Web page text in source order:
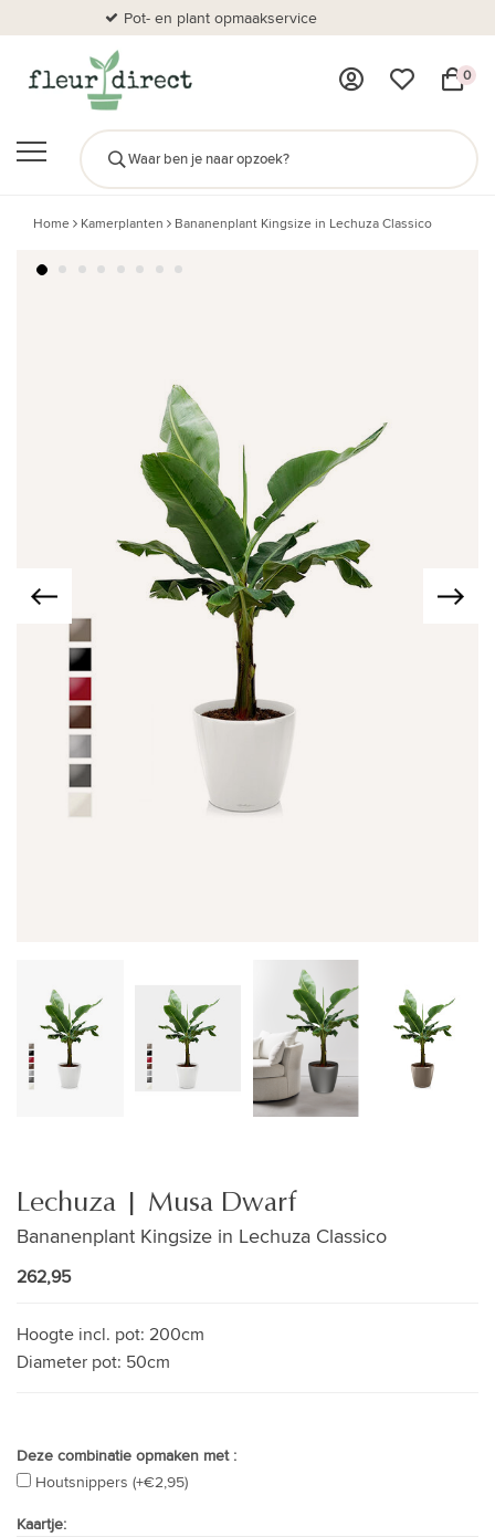
Pot- en plant opmaakservice
0
Home Kamerplanten Bananenplant Kingsize in Lechuza Classico
Lechuza | Musa Dwarf
Bananenplant Kingsize in Lechuza Classico
262,95
Hoogte incl. pot: 200cm
Diameter pot: 50cm
Deze combinatie opmaken met :
Houtsnippers (+€2,95)
Kaartje: